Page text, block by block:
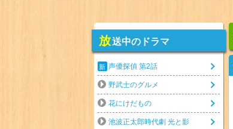
放送中のドラマ
声優探偵 第2話
野武士のグルメ
花にけだもの
池波正太郎時代劇 光と影